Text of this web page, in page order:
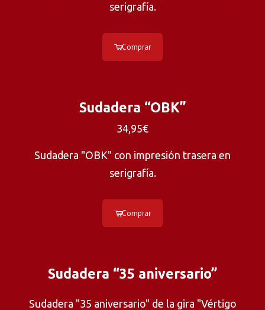
serigrafía.
Comprar
Sudadera “OBK”
34,95€
Sudadera "OBK" con impresión trasera en
serigrafía.
Comprar
Sudadera “35 aniversario”
Sudadera "35 aniversario" de la gira "Vértigo